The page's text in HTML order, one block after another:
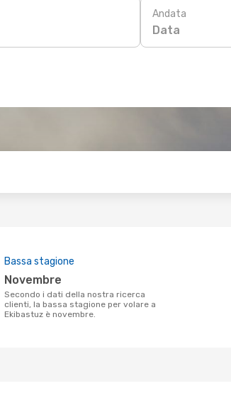
Andata
Data
Bassa stagione
novembre
Secondo i dati della nostra ricerca
clienti, la bassa stagione per volare a
Ekibastuz è novembre.